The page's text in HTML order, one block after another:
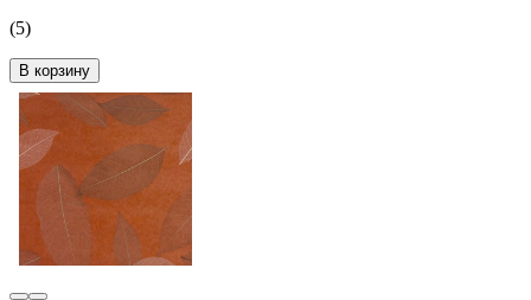
(5)
В корзину